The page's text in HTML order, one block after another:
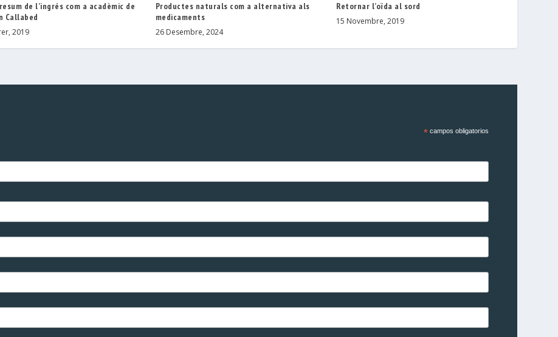
de l’ingrés com a acadèmic de
Callabed
2019
Productes naturals com a alternativa als
medicaments
26 Desembre, 2024
Retornar l’oïda al sord
15 Novembre, 2019
*campos obligatorios